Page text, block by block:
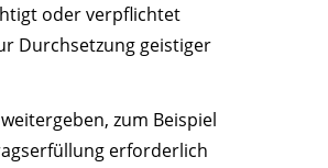
oder verpflichtet
Durchsetzung geistiger
zum Beispiel
erforderlich